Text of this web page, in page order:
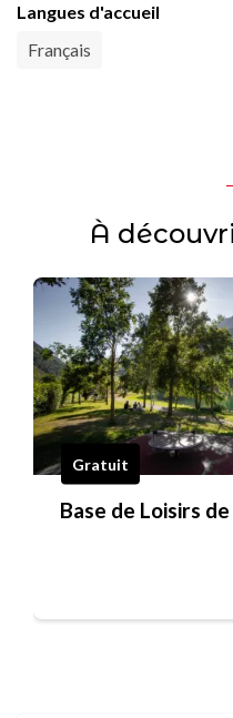
Langues d'accueil
Français
À
Gratuit
Base de Loisirs